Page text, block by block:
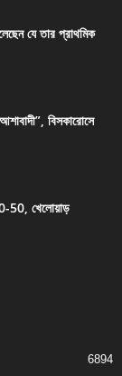
যে তার প্রাথমিক
বিসকারোসে
50, খেলোয়াড়
6894